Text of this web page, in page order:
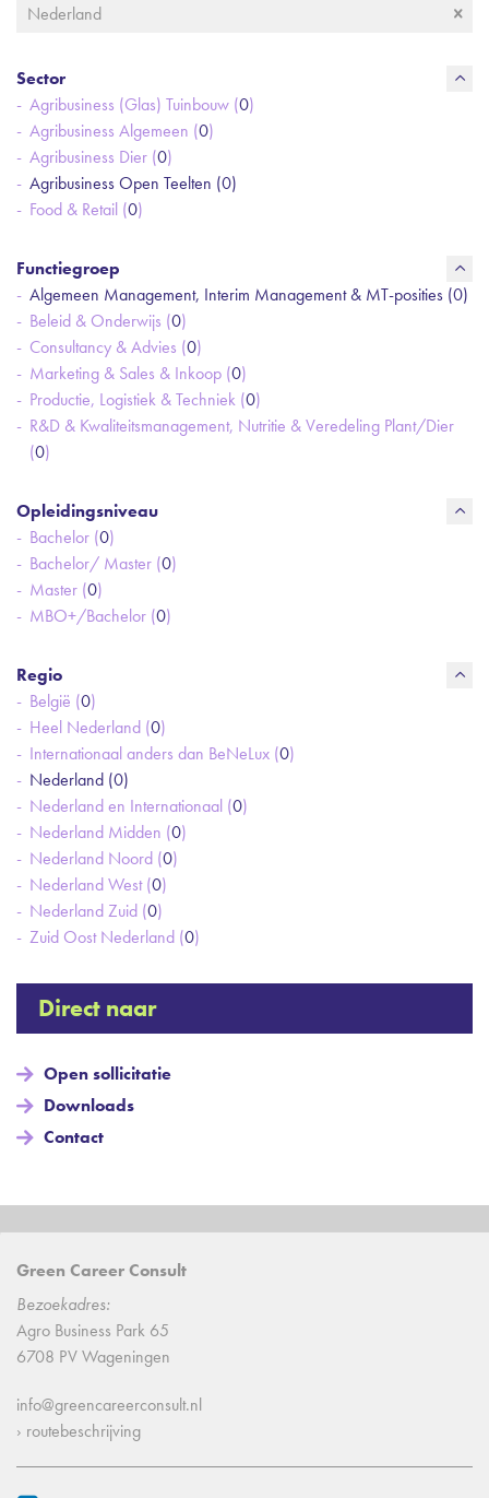
Nederland
Sector
Agribusiness (Glas) Tuinbouw (0)
Agribusiness Algemeen (0)
Agribusiness Dier (0)
Agribusiness Open Teelten (0)
Food & Retail (0)
Functiegroep
Algemeen Management, Interim Management & MT-posities (0)
Beleid & Onderwijs (0)
Consultancy & Advies (0)
Marketing & Sales & Inkoop (0)
Productie, Logistiek & Techniek (0)
R&D & Kwaliteitsmanagement, Nutritie & Veredeling Plant/Dier
(0)
Opleidingsniveau
Bachelor (0)
Bachelor/ Master (0)
Master (0)
MBO+/Bachelor (0)
Regio
België (0)
Heel Nederland (0)
Internationaal anders dan BeNeLux (0)
Nederland (0)
Nederland en Internationaal (0)
Nederland Midden (0)
Nederland Noord (0)
Nederland West (0)
Nederland Zuid (0)
Zuid Oost Nederland (0)
Direct naar
Open sollicitatie
Downloads
Contact
Green Career Consult
Bezoekadres:
Agro Business Park 65
6708 PV Wageningen
info@greencareerconsult.nl
› routebeschrijving